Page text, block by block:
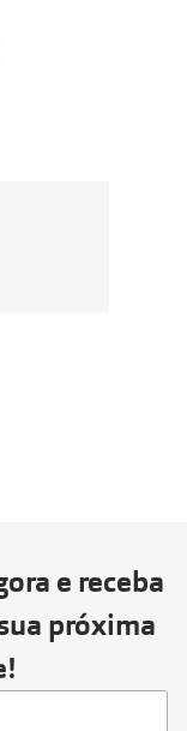
e receba
próxima